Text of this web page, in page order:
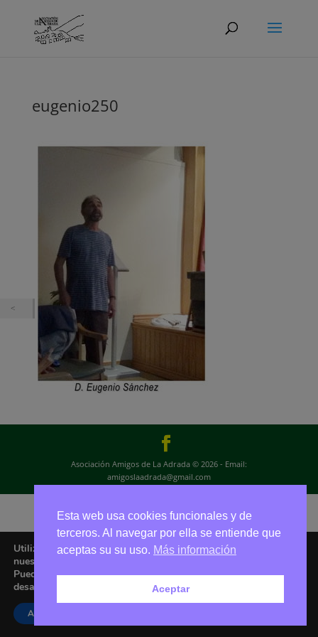
eugenio250
Asociación Amigos de La Adrada © 2026 - Email:
amigoslaadrada@gmail.com
Utilizamos cookies para ofrecerte la mejor experiencia en
nuestra web.
Puedes aprender más sobre qué cookies utilizamos o
desactivarlas en los
Aceptar
Esta web usa cookies funcionales y de
terceros. Al navegar por ella se entiende que
aceptas su su uso. Más información
Aceptar